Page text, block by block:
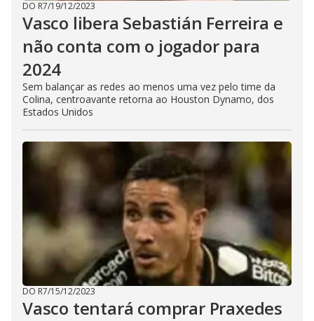
DO R7/19/12/2023
Vasco libera Sebastián Ferreira e
não conta com o jogador para
2024
Sem balançar as redes ao menos uma vez pelo time da
Colina, centroavante retorna ao Houston Dynamo, dos
Estados Unidos
DO R7/15/12/2023
Vasco tentará comprar Praxedes